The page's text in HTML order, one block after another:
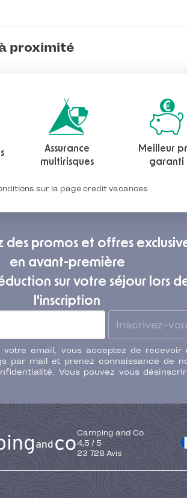
proximité
Assurance
multirisques
Meilleur
garanti
sur la page crédit vacances
des promos et offres
en avant-première
sur votre séjour lors
l'inscription
Inscrivez-
votre email, vous acceptez de recevoir
par mail et prenez connaissance de
Vous pouvez vous
Camping and Co
4,5 / 5
23 728 Avis